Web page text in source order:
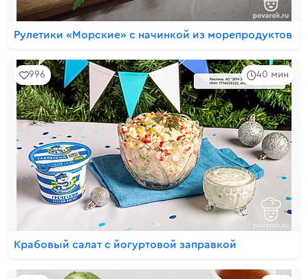
Рулетики «Морские» с начинкой из морепродуктов
40 мин
996
Крабовый салат с йогуртовой заправкой